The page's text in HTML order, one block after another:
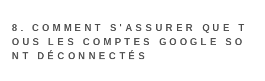
8. COMMENT S'ASSURER QUE T
OUS LES COMPTES GOOGLE SO
NT DÉCONNECTÉS